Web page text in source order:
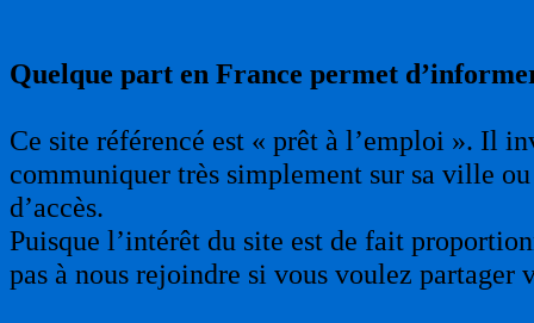
Quelque part en France permet
Ce site référencé est « prêt à l’emploi ». Il
communiquer très simplement sur sa ville
d’accès.
Puisque l’intérêt du site est de fait
pas à nous rejoindre si vous voulez